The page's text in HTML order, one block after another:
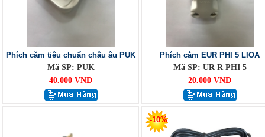
Phích căm tiêu chuẩn châu âu PUK
Mã SP: PUK
40.000 VND
Phích cắm EUR PHI 5 LIOA
Mã SP: UR R PHI 5
20.000 VND
-10%